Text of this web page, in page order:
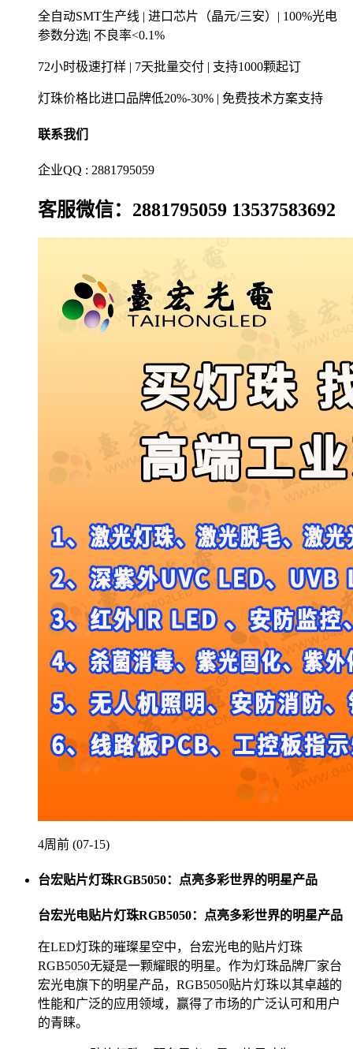
全自动SMT生产线 | 进口芯片（晶元/三安）| 100%光电
参数分选| 不良率<0.1%
72小时极速打样 | 7天批量交付 | 支持1000颗起订
灯珠价格比进口品牌低20%-30% | 免费技术方案支持
联系我们
企业QQ : 2881795059
客服微信：2881795059 13537583692
4周前 (07-15)
台宏贴片灯珠RGB5050：点亮多彩世界的明星产品
台宏光电贴片灯珠RGB5050：点亮多彩世界的明星产品
在LED灯珠的璀璨星空中，台宏光电的贴片灯珠
RGB5050无疑是一颗耀眼的明星。作为灯珠品牌厂家台
宏光电旗下的明星产品，RGB5050贴片灯珠以其卓越的
性能和广泛的应用领域，赢得了市场的广泛认可和用户
的青睐。